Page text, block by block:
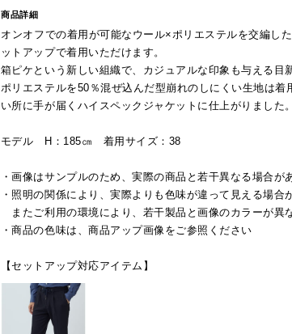
商品詳細
オンオフでの着用が可能なウール×ポリエステルを交編し
ットアップで着用いただけます。
箱ピケという新しい組織で、カジュアルな印象も与える目
ポリエステルを50％混ぜ込んだ型崩れのしにくい生地は
い所に手が届くハイスペックジャケットに仕上がりました。
モデル H：185㎝ 着用サイズ：38
・画像はサンプルのため、実際の商品と若干異なる場合が
・照明の関係により、実際よりも色味が違って見える場合
またご利用の環境により、若干製品と画像のカラーが異
・商品の色味は、商品アップ画像をご参照ください
【セットアップ対応アイテム】